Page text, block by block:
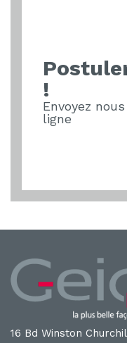
o
k
!
Envoyez
ligne
16 Bd Winston